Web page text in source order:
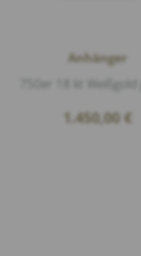
Anhänger
1.450,00 €